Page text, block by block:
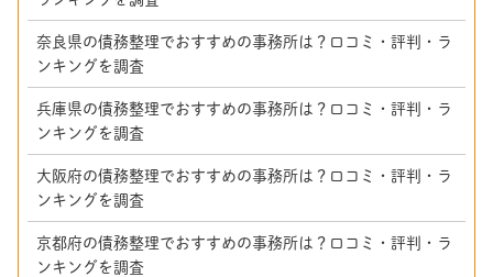
奈良県の債務整理でおすすめの事務所は？口コミ・評判・ラ
ンキングを調査
兵庫県の債務整理でおすすめの事務所は？口コミ・評判・ラ
ンキングを調査
大阪府の債務整理でおすすめの事務所は？口コミ・評判・ラ
ンキングを調査
京都府の債務整理でおすすめの事務所は？口コミ・評判・ラ
ンキングを調査